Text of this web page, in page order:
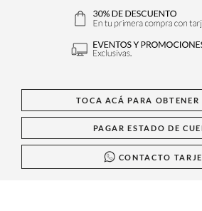
TOCA ACÁ PARA OBTENER
PAGAR ESTADO DE
CONTACTO